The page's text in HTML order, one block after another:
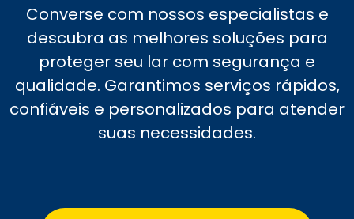
Converse com nossos especialistas e
descubra as melhores soluções para
proteger seu lar com segurança e
qualidade. Garantimos serviços rápidos,
confiáveis e personalizados para atender
suas necessidades.